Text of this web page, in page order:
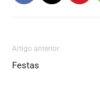
Artigo anterior
Festas